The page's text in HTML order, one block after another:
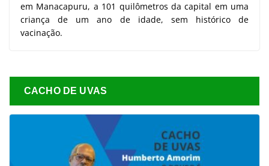
em Manacapuru, a 101 quilômetros da capital em uma
criança de um ano de idade, sem histórico de
vacinação.
CACHO DE UVAS